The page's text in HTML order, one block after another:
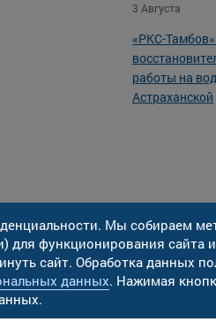
3 Августа
«РКС-
работы на
Астраханской
Про
Адрес: 392000, г.
ул. Тулиновская, д. 5
Мы собираем
для функционирования сайта
сайт. Обработка данных
данных. Нажимая